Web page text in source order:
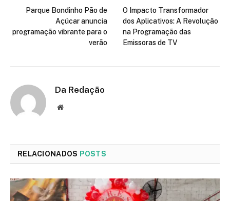
Parque Bondinho Pão de
Açúcar anuncia
programação vibrante para o
verão
O Impacto Transformador
dos Aplicativos: A Revolução
na Programação das
Emissoras de TV
Da Redação
Site
RELACIONADOS POSTS